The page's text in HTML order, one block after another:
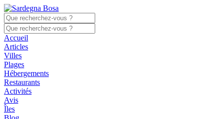
Accueil
Articles
Villes
Plages
Hébergements
Restaurants
Activités
Avis
Îles